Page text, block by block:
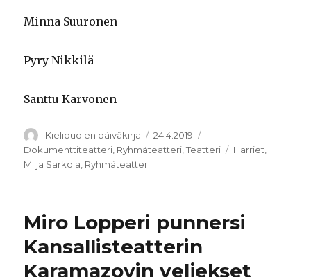
Minna Suuronen
Pyry Nikkilä
Santtu Karvonen
Kirjoittaja
Kielipuolen päiväkirja Julkaistu
24.4.2019
Dokumenttiteatteri Ryhmäteatteri ,Teatteri Avainsanat
Harriet
Milja Sarkola Ryhmäteatteri
Miro Lopperi punnersi
Kansallisteatterin
Karamazovin veljekset